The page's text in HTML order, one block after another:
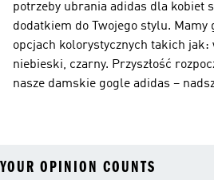
potrzeby ubrania adidas dla kobiet
dodatkiem do Twojego stylu.
opcjach kolorystycznych takich jak:
niebieski, czarny. Przyszłość
nasze damskie gogle adidas –
YOUR OPINION COUNTS